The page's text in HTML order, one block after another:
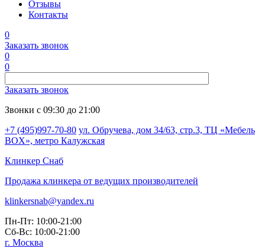
Отзывы
Контакты
0
Заказать звонок
0
0
Заказать звонок
Звонки с 09:30 до 21:00
+7 (495)997-70-80 ул. Обручева, дом 34/63, стр.3, ТЦ «Мебель
BOX», метро Калужская
Клинкер Снаб
Продажа клинкера от ведущих производителей
klinkersnab@yandex.ru
Пн-Пт: 10:00-21:00
Сб-Вс: 10:00-21:00
г. Москва